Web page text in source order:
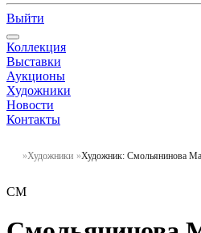
Выйти
Коллекция
Выставки
Аукционы
Художники
Новости
Контакты
Художники Художник: Смольянинова
СМ